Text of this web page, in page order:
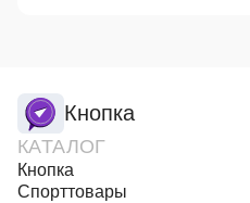
Кнопка
КАТАЛОГ
Кнопка
Спорттовары